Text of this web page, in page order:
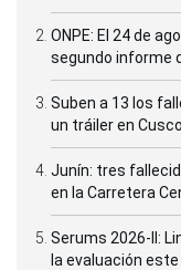
ONPE: El 24 de
segundo informe
Suben a 13 los
un tráiler en Cusco
Junín: tres
en la Carretera
Serums 2026-II:
la evaluación